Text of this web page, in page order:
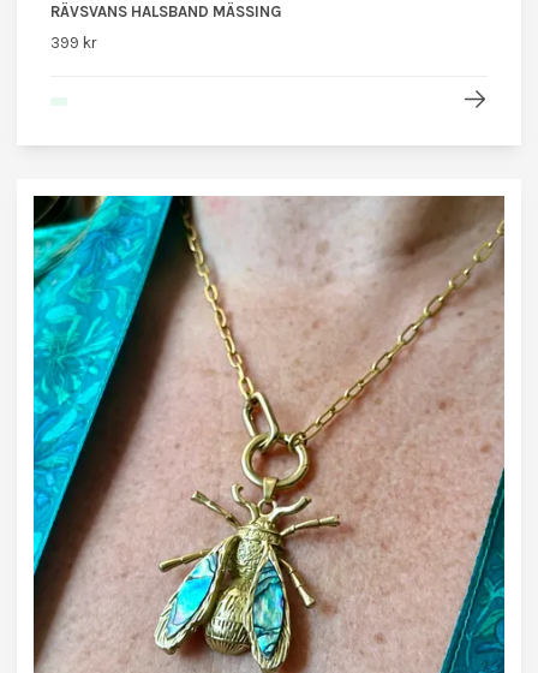
RÄVSVANS HALSBAND MÄSSING
399 kr